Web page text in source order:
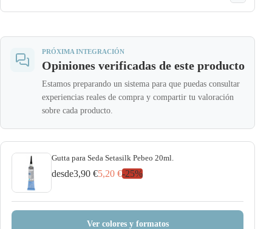
PRÓXIMA INTEGRACIÓN
Opiniones verificadas de este producto
Estamos preparando un sistema para que puedas consultar
experiencias reales de compra y compartir tu valoración
sobre cada producto.
Gutta para Seda Setasilk Pebeo 20ml.
desde3,90 €5,20 €-25%
Ver colores y formatos